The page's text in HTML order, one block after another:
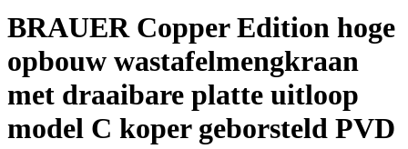
BRAUER Copper Edition hoge
opbouw wastafelmengkraan
met draaibare platte uitloop
model C koper geborsteld PVD